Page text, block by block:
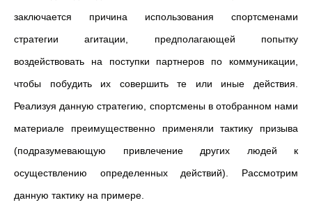
заключается причина использования спортсменами
стратегии агитации, предполагающей попытку
воздействовать на поступки партнеров по коммуникации,
чтобы побудить их совершить те или иные действия.
Реализуя данную стратегию, спортсмены в отобранном нами
материале преимущественно применяли тактику призыва
(подразумевающую привлечение других людей к
осуществлению определенных действий). Рассмотрим
данную тактику на примере.